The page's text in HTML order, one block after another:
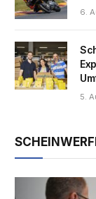
6.
5.